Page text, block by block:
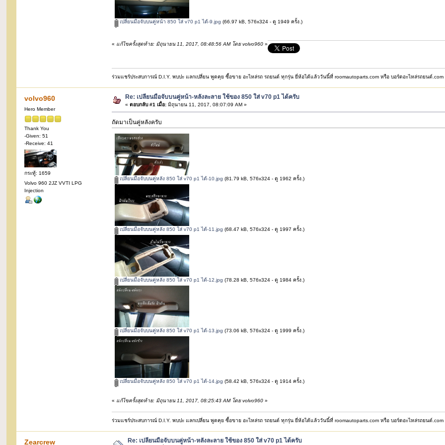
เปลี่ยนมือจับบนคู่หน้า 850 ใส่ v70 p1 ได้-9.jpg (66.97 kB, 576x324 - ดู 1949 ครั้ง.)
« แก้ไขครั้งสุดท้าย: มิถุนายน 11, 2017, 08:48:56 AM โดย volvo960 »
ร่วมแชร์ประสบการณ์ D.I.Y. พบปะ แลกเปลี่ยน พูดคุย ซื้อขาย อะไหล่รถ รถยนต์ ทุกรุ่น ยี่ห้อได้แล้ววันนี้ที่ roomautoparts.com หรือ บอร์ดอะไหล่รถยนต์.com
volvo960
Hero Member
Thank You
-Given: 51
-Receive: 41
กระทู้: 1659
Volvo 960 2JZ VVTI LPG
Injection
Re: เปลี่ยนมือจับบนคู่หน้า-หลังละลาย ใช้ของ 850 ใส่ v70 p1 ได้ครับ
«ตอบกลับ #1 เมื่อ: มิถุนายน 11, 2017, 08:07:09 AM »
ถัดมาเป็นคู่หลังครับ
เปลี่ยนมือจับบนคู่หลัง 850 ใส่ v70 p1 ได้-10.jpg (81.79 kB, 576x324 - ดู 1962 ครั้ง.)
เปลี่ยนมือจับบนคู่หลัง 850 ใส่ v70 p1 ได้-11.jpg (68.47 kB, 576x324 - ดู 1997 ครั้ง.)
เปลี่ยนมือจับบนคู่หลัง 850 ใส่ v70 p1 ได้-12.jpg (78.28 kB, 576x324 - ดู 1984 ครั้ง.)
เปลี่ยนมือจับบนคู่หลัง 850 ใส่ v70 p1 ได้-13.jpg (73.06 kB, 576x324 - ดู 1999 ครั้ง.)
เปลี่ยนมือจับบนคู่หลัง 850 ใส่ v70 p1 ได้-14.jpg (58.42 kB, 576x324 - ดู 1914 ครั้ง.)
« แก้ไขครั้งสุดท้าย: มิถุนายน 11, 2017, 08:25:43 AM โดย volvo960 »
ร่วมแชร์ประสบการณ์ D.I.Y. พบปะ แลกเปลี่ยน พูดคุย ซื้อขาย อะไหล่รถ รถยนต์ ทุกรุ่น ยี่ห้อได้แล้ววันนี้ที่ roomautoparts.com หรือ บอร์ดอะไหล่รถยนต์.com
Zearcrew Re: เปลี่ยนมือจับบนคู่หน้า-หลังละลาย ใช้ของ 850 ใส่ v70 p1 ได้ครับ